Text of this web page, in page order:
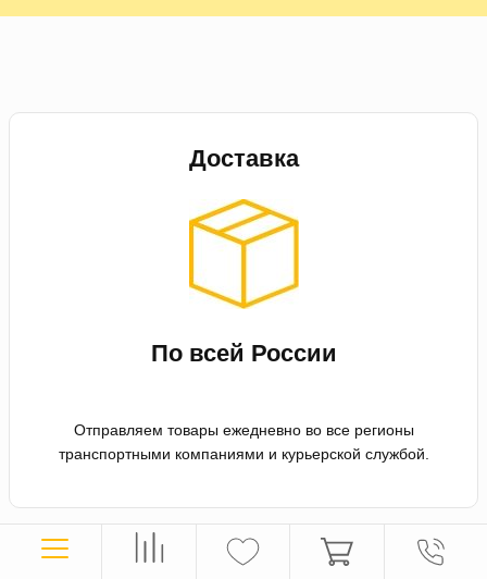
Доставка
По всей России
Отправляем товары ежедневно во все регионы
транспортными компаниями и курьерской службой.
Оплата